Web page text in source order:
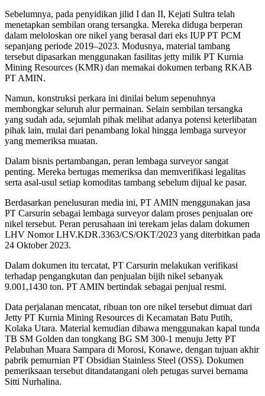
Sebelumnya, pada penyidikan jilid I dan II, Kejati Sultra telah
menetapkan sembilan orang tersangka. Mereka diduga berperan
dalam meloloskan ore nikel yang berasal dari eks IUP PT PCM
sepanjang periode 2019–2023. Modusnya, material tambang
tersebut dipasarkan menggunakan fasilitas jetty milik PT Kurnia
Mining Resources (KMR) dan memakai dokumen terbang RKAB
PT AMIN.
Namun, konstruksi perkara ini dinilai belum sepenuhnya
membongkar seluruh alur permainan. Selain sembilan tersangka
yang sudah ada, sejumlah pihak melihat adanya potensi keterlibatan
pihak lain, mulai dari penambang lokal hingga lembaga surveyor
yang memeriksa muatan.
Dalam bisnis pertambangan, peran lembaga surveyor sangat
penting. Mereka bertugas memeriksa dan memverifikasi legalitas
serta asal-usul setiap komoditas tambang sebelum dijual ke pasar.
Berdasarkan penelusuran media ini, PT AMIN menggunakan jasa
PT Carsurin sebagai lembaga surveyor dalam proses penjualan ore
nikel tersebut. Peran perusahaan ini terekam jelas dalam dokumen
LHV Nomor LHV.KDR.3363/CS/OKT/2023 yang diterbitkan pada
24 Oktober 2023.
Dalam dokumen itu tercatat, PT Carsurin melakukan verifikasi
terhadap pengangkutan dan penjualan bijih nikel sebanyak
9.001,1430 ton. PT AMIN bertindak sebagai penjual resmi.
Data perjalanan mencatat, ribuan ton ore nikel tersebut dimuat dari
Jetty PT Kurnia Mining Resources di Kecamatan Batu Putih,
Kolaka Utara. Material kemudian dibawa menggunakan kapal tunda
TB SM Golden dan tongkang BG SM 300-1 menuju Jetty PT
Pelabuhan Muara Sampara di Morosi, Konawe, dengan tujuan akhir
pabrik pemurnian PT Obsidian Stainless Steel (OSS). Dokumen
pemeriksaan tersebut ditandatangani oleh petugas survei bernama
Sitti Nurhalina.